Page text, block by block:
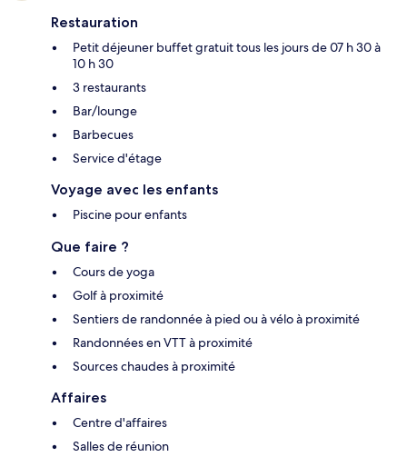
Restauration
Petit déjeuner buffet gratuit tous les jours de 07 h 30 à
10 h 30
3 restaurants
Bar/lounge
Barbecues
Service d'étage
Voyage avec les enfants
Piscine pour enfants
Que faire ?
Cours de yoga
Golf à proximité
Sentiers de randonnée à pied ou à vélo à proximité
Randonnées en VTT à proximité
Sources chaudes à proximité
Affaires
Centre d'affaires
Salles de réunion